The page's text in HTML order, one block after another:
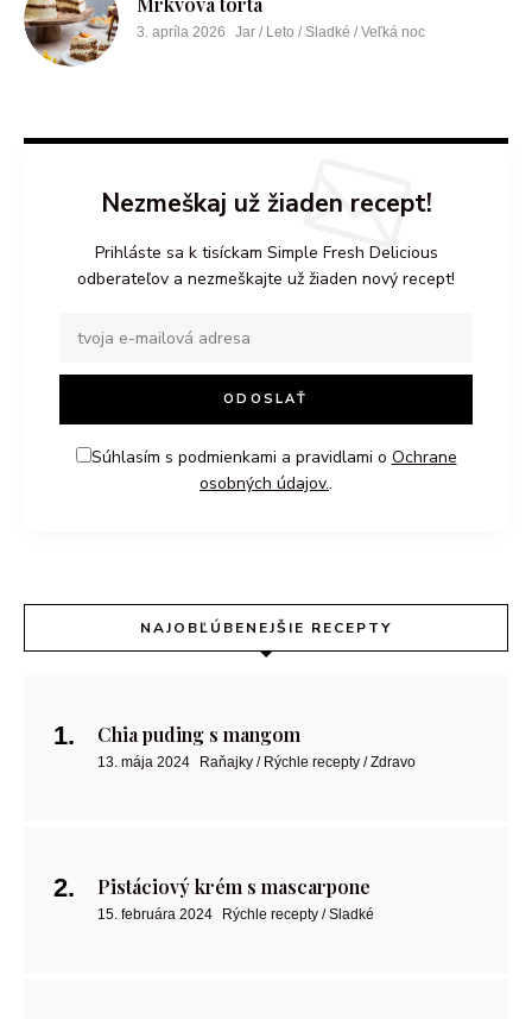
3. apríla 2026 Jar / Leto / Sladké / Veľká noc
Nezmeškaj už žiaden recept!
Prihláste sa k tisíckam Simple Fresh Delicious
odberateľov a nezmeškajte už žiaden nový recept!
Súhlasím s podmienkami a pravidlami o Ochrane
osobných údajov..
NAJOBĽÚBENEJŠIE RECEPTY
Chia puding s mangom
13. mája 2024 Raňajky / Rýchle recepty / Zdravo
Pistáciový krém s mascarpone
15. februára 2024 Rýchle recepty / Sladké